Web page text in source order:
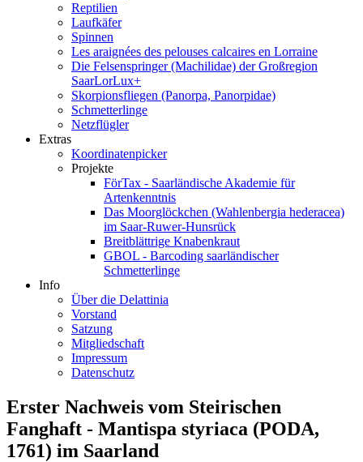
Reptilien
Laufkäfer
Spinnen
Les araignées des pelouses calcaires en Lorraine
Die Felsenspringer (Machilidae) der Großregion
SaarLorLux+
Skorpionsfliegen (Panorpa, Panorpidae)
Schmetterlinge
Netzflügler
Extras
Koordinatenpicker
Projekte
FörTax - Saarländische Akademie für
Artenkenntnis
Das Moorglöckchen (Wahlenbergia hederacea)
im Saar-Ruwer-Hunsrück
Breitblättrige Knabenkraut
GBOL - Barcoding saarländischer
Schmetterlinge
Info
Über die Delattinia
Vorstand
Satzung
Mitgliedschaft
Impressum
Datenschutz
Erster Nachweis vom Steirischen
Fanghaft - Mantispa styriaca (PODA,
1761) im Saarland